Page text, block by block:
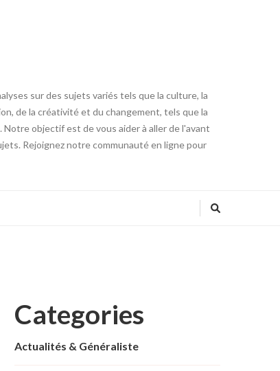
sur des sujets variés tels que la culture, la
de la créativité et du changement, tels que la
objectif est de vous aider à aller de l'avant
Rejoignez notre communauté en ligne pour
Categories
Actualités & Généraliste